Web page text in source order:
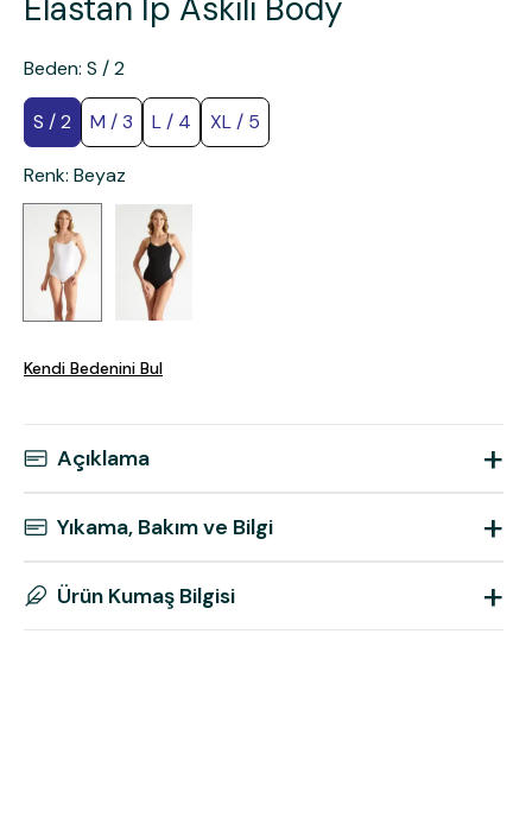
Elastan İp Askılı Body
Beden: S / 2
S / 2 M / 3 L / 4 XL / 5
Renk: Beyaz
Kendi Bedenini Bul
Açıklama +
Yıkama, Bakım ve Bilgi +
Ürün Kumaş Bilgisi +